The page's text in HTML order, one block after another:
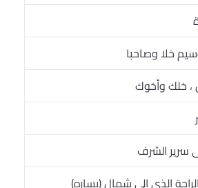
خلا وصاحبا
خلك وأخوك
سرير الشرف
الذي إلى شمال (يساره)